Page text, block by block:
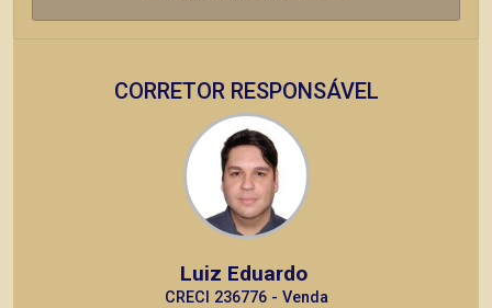
CORRETOR RESPONSÁVEL
Luiz Eduardo
CRECI 236776 - Venda